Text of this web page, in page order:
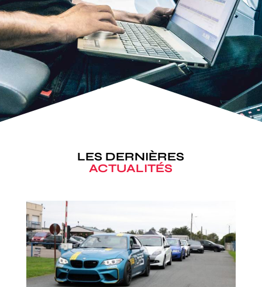
LES DERNIÈRES
ACTUALITÉS